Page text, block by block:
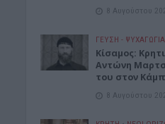
8 Αυγούστου
ΓΕΎΣΗ - ΨΥΧΑΓΩΓΊΑ
Kίσαμος:
Αντώνη
του στον
8 Αυγούστου